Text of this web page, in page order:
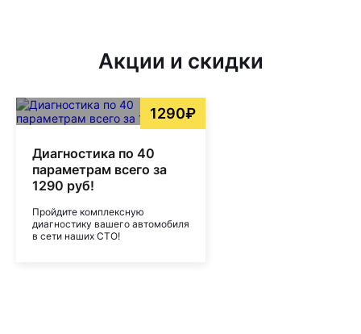
Акции и скидки
1290₽
Диагностика по 40
параметрам всего за
1290 руб!
Пройдите комплексную
диагностику вашего автомобиля
в сети наших СТО!